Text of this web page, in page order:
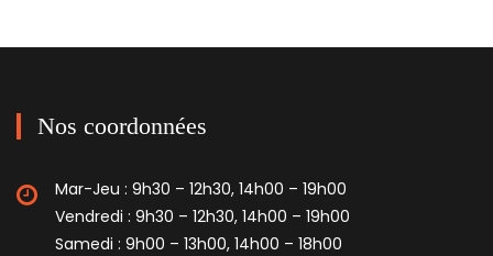
Nos coordonnées
Mar-Jeu : 9h30 – 12h30, 14h00 – 19h00
Vendredi : 9h30 – 12h30, 14h00 – 19h00
Samedi : 9h00 – 13h00, 14h00 – 18h00